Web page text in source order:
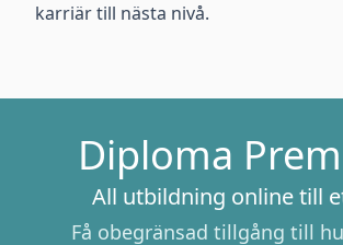
karriär till nästa nivå.
Diploma
All utbildning online till
Få obegränsad tillgång till